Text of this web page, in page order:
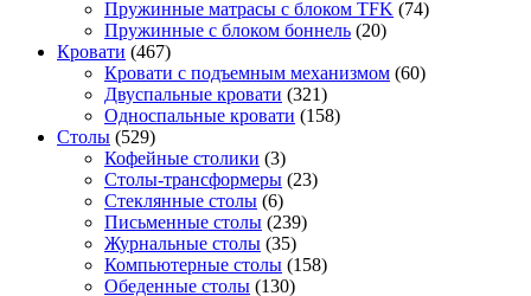
Пружинные матрасы с блоком TFK (74)
Пружинные с блоком боннель (20)
Кровати (467)
Кровати с подъемным механизмом (60)
Двуспальные кровати (321)
Односпальные кровати (158)
Столы (529)
Кофейные столики (3)
Столы-трансформеры (23)
Стеклянные столы (6)
Письменные столы (239)
Журнальные столы (35)
Компьютерные столы (158)
Обеденные столы (130)